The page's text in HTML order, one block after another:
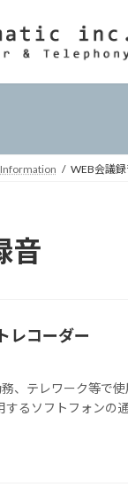
WEB会議
音
レコーダー
、テレワーク等で
るソフトフォンの